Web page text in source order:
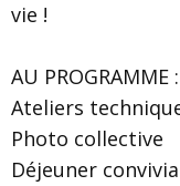
vie !
AU PROGRAMME :
Ateliers
Photo collective
Déjeuner